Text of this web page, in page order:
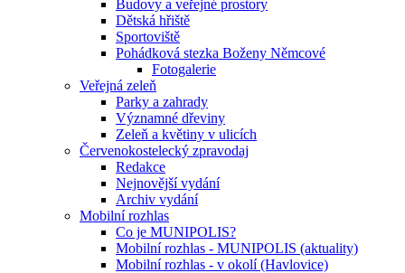
Budovy a veřejné prostory
Dětská hřiště
Sportoviště
Pohádková stezka Boženy Němcové
Fotogalerie
Veřejná zeleň
Parky a zahrady
Významné dřeviny
Zeleň a květiny v ulicích
Červenokostelecký zpravodaj
Redakce
Nejnovější vydání
Archiv vydání
Mobilní rozhlas
Co je MUNIPOLIS?
Mobilní rozhlas - MUNIPOLIS (aktuality)
Mobilní rozhlas - v okolí (Havlovice)